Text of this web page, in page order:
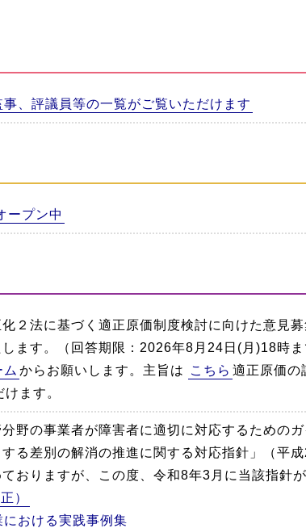
、評議員等の一覧がご覧いただけます
ープン中
２法に基づく適正原価制度検討に向けた意見
ます。（回答期限：2026年8月24日(月)18時ま
からお願いします。主旨は こちら 適正原価の
ます。
野の事業者が障害者に適切に対応するための
る差別の解消の推進に関する対応指針」（平
おりますが、この度、令和8年3月に当該指針
）
おける実践事例集